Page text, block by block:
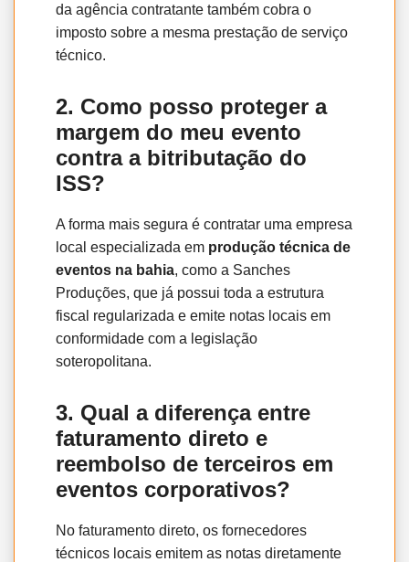
da agência contratante também cobra o
imposto sobre a mesma prestação de serviço
técnico.
2. Como posso proteger a
margem do meu evento
contra a bitributação do
ISS?
A forma mais segura é contratar uma empresa
local especializada em produção técnica de
eventos na bahia, como a Sanches
Produções, que já possui toda a estrutura
fiscal regularizada e emite notas locais em
conformidade com a legislação
soteropolitana.
3. Qual a diferença entre
faturamento direto e
reembolso de terceiros em
eventos corporativos?
No faturamento direto, os fornecedores
técnicos locais emitem as notas diretamente